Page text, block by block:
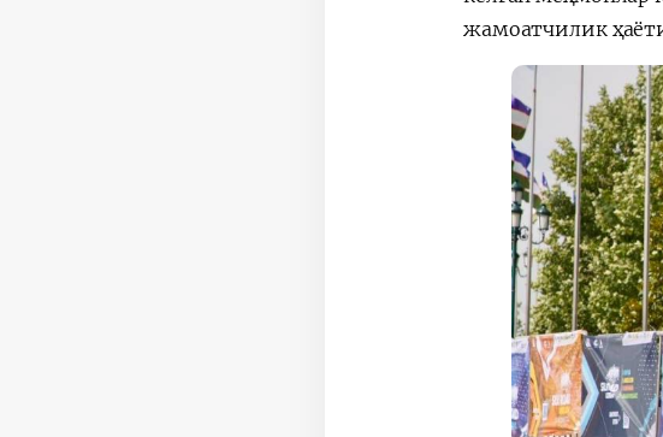
жамоатчилик